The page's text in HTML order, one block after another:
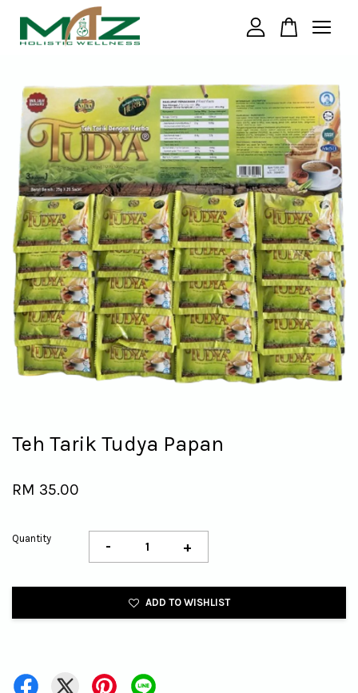
Teh Tarik Tudya Papan
RM 35.00
Quantity - +
ADD TO WISHLIST
Your cart is currently empty.
CONTINUE SHOPPING